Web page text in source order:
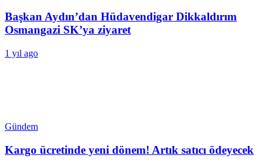
Başkan Aydın’dan Hüdavendigar Dikkaldırım
Osmangazi SK’ya ziyaret
1 yıl ago
Gündem
Kargo ücretinde yeni dönem! Artık satıcı ödeyecek